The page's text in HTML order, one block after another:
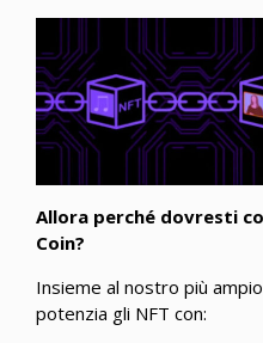
Allora perché dovresti
Coin?
Insieme al nostro più
potenzia gli NFT con: